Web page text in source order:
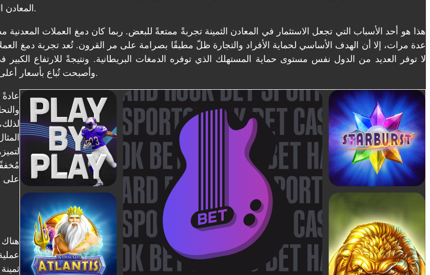
المعادن النادرة، يُعد الروثينيوم خاملًا بالنسبة لمعظم المركبات الكيميائية الأخرى.
عدة مرات، إلا أن الهدف الأساسي لحماية الأفراد والتجارة ظلّ مطبقًا بصرامة على مر القرون. تُعد تجربة دمغ
لا توفر العديد من الدول نفس مستوى حماية المستهلك الذي توفره الدمغات البريطانية. ونتيجةً للارتفاع
وأصبحت تُباع بأسعار أعلى من الفضة الإسترلينية، وتُطلى بطبقة من الذهب عيار 9 أو 18 قيراطًا.
على